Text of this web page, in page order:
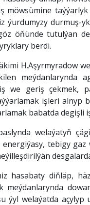
möwsümine
ýurdumyzy durmuş-
öňünde tutulýan
berdi.
H.Aşyrmyradow
meýdanlarynda
we geriş çekmek,
işleri alnyp
babatda degişli
welaýatyň
tebigy
hasabaty diňläp,
meýdanlarynda
ýyl welaýatda